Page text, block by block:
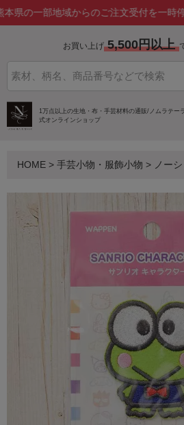
地域からのご注文受付を一時停止して
お買い上げ 5,500円以上
1万点以上の生地・布・手芸材料の通販/ ノムラテー
式オンラインショップ
HOME > 手芸小物・服飾小物 > ノー